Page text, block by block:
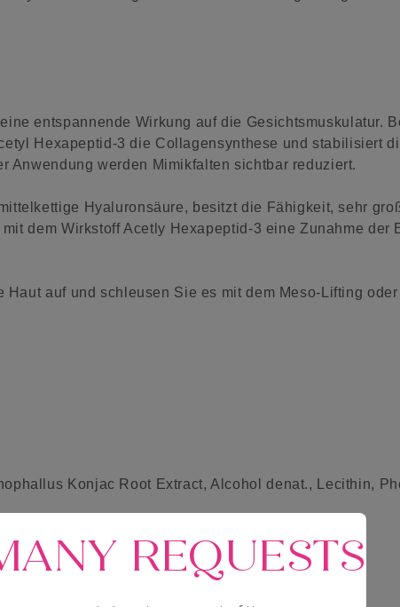
entspannende Wirkung auf die Gesichtsmuskulatur.
Hexapeptid-3 die Collagensynthese und stabilisiert
Anwendung werden Mimikfalten sichtbar reduziert.
Hyaluronsäure, besitzt die Fähigkeit, sehr
dem Wirkstoff Acetly Hexapeptid-3 eine Zunahme der
auf und schleusen Sie es mit dem Meso-Lifting
Konjac Root Extract, Alcohol denat., Lecithin,
REQUESTS